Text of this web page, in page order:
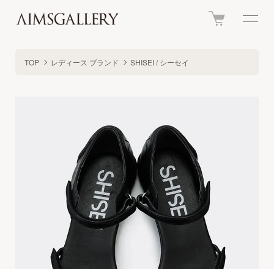
TOP レディース ブランド SHISEI / シーセイ